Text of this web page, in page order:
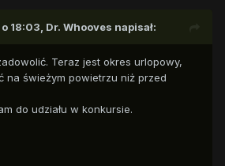
18:03, Dr. Whooves napisał:
Teraz jest okres urlopowy,
na świeżym powietrzu niż przed
do udziału w konkursie.